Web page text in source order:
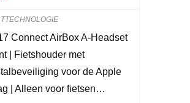
Connect AirBox A-Headset
| Fietshouder met
voor de Apple
| Alleen voor fietsen…